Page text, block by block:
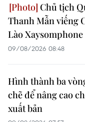
Chủ tịch
Thanh Mẫn viếng
Lào
09/08/2026 08:48
Hình thành ba
chẽ để nâng cao
xuất bản